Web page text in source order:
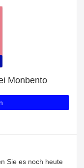
Monbento
Sie es noch heute